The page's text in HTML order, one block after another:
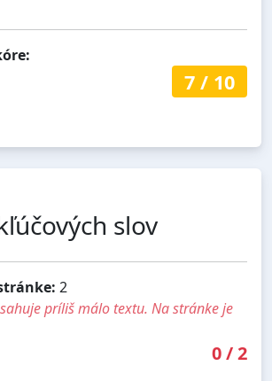
7/ 10
slov
2
príliš málo textu. Na stránke je
0/2